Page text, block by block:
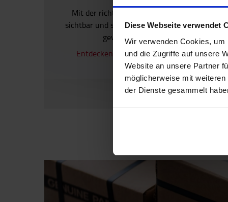
Diese Webseite verwendet
Wir verwenden Cookies,
und die Zugriffe auf unsere
Website an unsere Partner
möglicherweise mit
der Dienste gesammelt
Mit der richtigen Beleuchtung bleibt Ihr
sichtbar und sicher unterwegs. Wählen Sie die
gewünschte Lichtstärke und Farbe.
Entdecken Sie unsere Auswahl an